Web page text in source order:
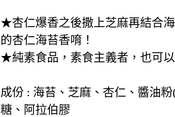
★杏仁爆香之後撒上芝麻再結合
的杏仁海苔香唷！
★純素食品，素食主義者，也可
成份 : 海苔、芝麻、杏仁、醬油
糖、阿拉伯膠